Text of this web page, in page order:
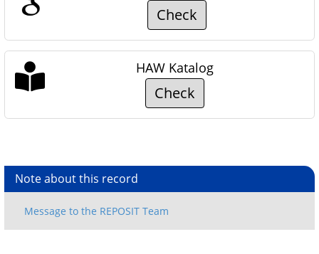
Check
HAW Katalog
Check
Note about this record